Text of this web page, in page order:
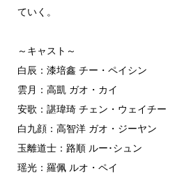
ていく。
～キャスト～
白辰：漆培鑫 チー・ペイシン
雲月：高凱 ガオ・カイ
安歌：諶瑋琦 チェン・ウェイチー
白九顔：高智洋 ガオ・ジーヤン
玉離道士：路順 ルー･シュン
瑶光：羅佩 ルオ・ペイ